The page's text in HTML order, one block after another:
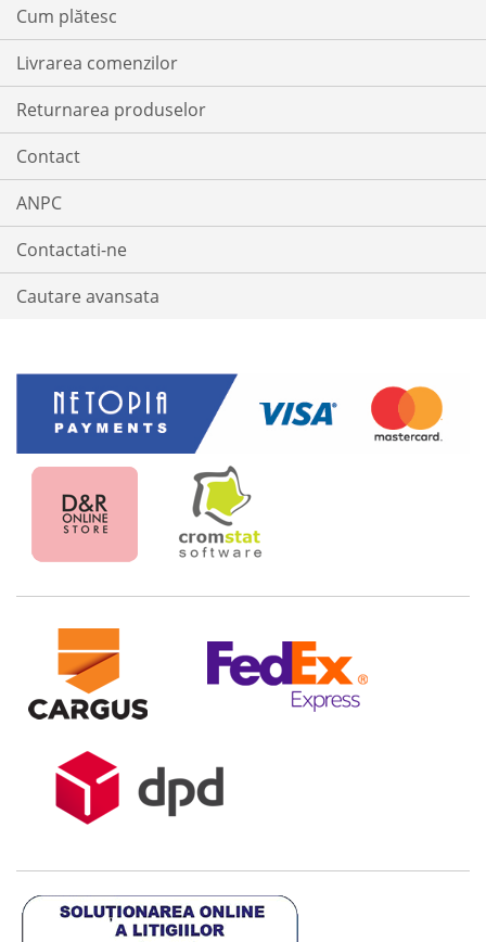
Cum plătesc
Livrarea comenzilor
Returnarea produselor
Contact
ANPC
Contactati-ne
Cautare avansata